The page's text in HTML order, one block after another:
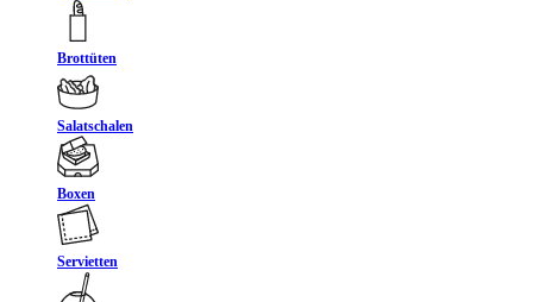
Brottüten
Salatschalen
Boxen
Servietten